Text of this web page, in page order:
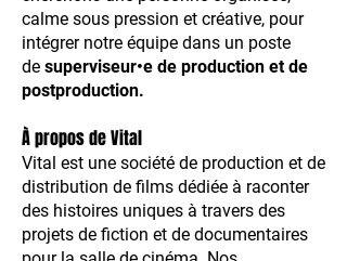
calme sous pression et créative, pour
intégrer notre équipe dans un poste
de superviseur•e de production et de
postproduction.
À propos de Vital
Vital est une société de production et de
distribution de films dédiée à raconter
des histoires uniques à travers des
projets de fiction et de documentaires